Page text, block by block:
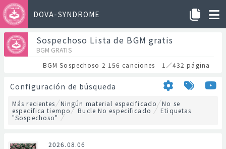
DOVA-SYNDROME
Sospechoso Lista de BGM gratis
BGM GRATIS
BGM Sospechoso 2 156 canciones 1／432 página
Configuración de búsqueda
Más recientes Ningún material especificado
No se
especifica tiempo
Bucle No especificado
Etiquetas
"Sospechoso"
2026.08.06